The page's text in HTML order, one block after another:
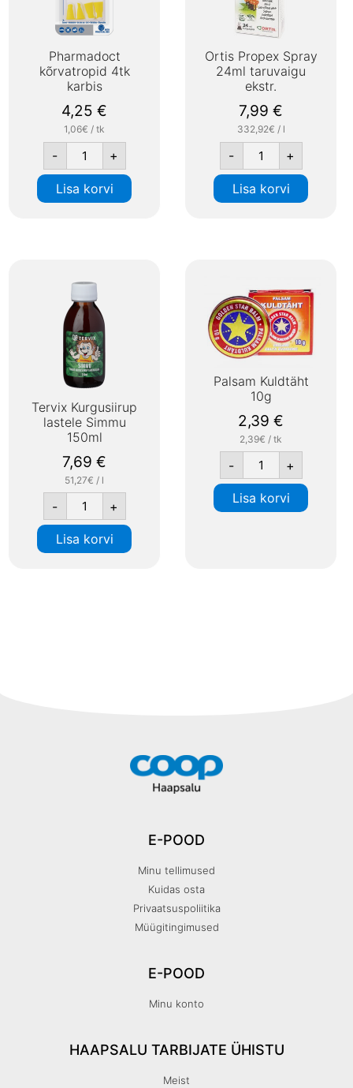
Pharmadoct
kõrvatropid 4tk
karbis
4,25 €
1,06€ / tk
- +
Lisa korvi
Ortis Propex Spray
24ml taruvaigu
ekstr.
7,99 €
332,92€ / l
- +
Lisa korvi
Tervix Kurgusiirup
lastele Simmu
150ml
7,69 €
51,27€ / l
- +
Lisa korvi
Palsam Kuldtäht
10g
2,39 €
2,39€ / tk
- +
Lisa korvi
E-POOD
Minu tellimused
Kuidas osta
Privaatsuspoliitika
Müügitingimused
E-POOD
Minu konto
HAAPSALU TARBIJATE ÜHISTU
Meist